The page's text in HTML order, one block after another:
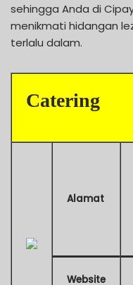
sehingga Anda di
menikmati hidangan
terlalu dalam.
Catering
Alamat
Website